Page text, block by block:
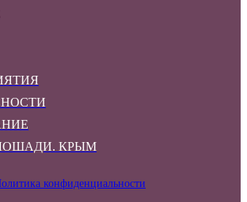
КРЫМ
конфиденциальности